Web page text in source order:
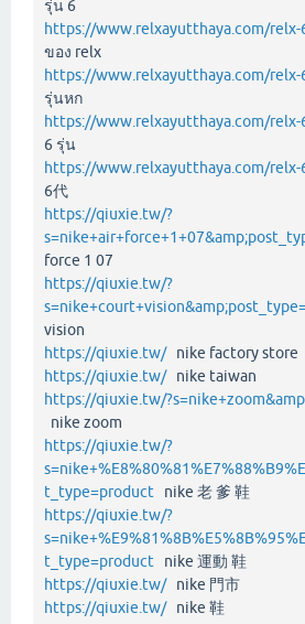
รุ่น 6
https://www.relxayutthaya.com/relx-
ของ relx
https://www.relxayutthaya.com/relx-
รุ่นหก
https://www.relxayutthaya.com/relx-
6 รุ่น
https://www.relxayutthaya.com/relx-
6代
https://qiuxie.tw/?
force 1 07
https://qiuxie.tw/?
vision
https://qiuxie.tw/nike factory store
https://qiuxie.tw/nike taiwan
https://qiuxie.tw/
nike zoom
https://qiuxie.tw/?
t_type=product nike 老 爹 鞋
https://qiuxie.tw/?
t_type=product nike 運動 鞋
https://qiuxie.tw/nike 門市
https://qiuxie.tw/nike 鞋